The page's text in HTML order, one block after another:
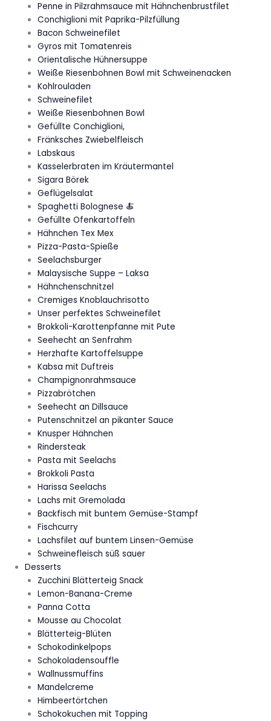
Penne in Pilzrahmsauce mit Hähnchenbrustfilet
Conchiglioni mit Paprika-Pilzfüllung
Bacon Schweinefilet
Gyros mit Tomatenreis
Orientalische Hühnersuppe
Weiße Riesenbohnen Bowl mit Schweinenacken
Kohlrouladen
Schweinefilet
Weiße Riesenbohnen Bowl
Gefüllte Conchiglioni,
Fränksches Zwiebelfleisch
Labskaus
Kasselerbraten im Kräutermantel
Sigara Börek
Geflügelsalat
Spaghetti Bolognese 🍝
Gefüllte Ofenkartoffeln
Hähnchen Tex Mex
Pizza-Pasta-Spieße
Seelachsburger
Malaysische Suppe – Laksa
Hähnchenschnitzel
Cremiges Knoblauchrisotto
Unser perfektes Schweinefilet
Brokkoli-Karottenpfanne mit Pute
Seehecht an Senfrahm
Herzhafte Kartoffelsuppe
Kabsa mit Duftreis
Champignonrahmsauce
Pizzabrötchen
Seehecht an Dillsauce
Putenschnitzel an pikanter Sauce
Knusper Hähnchen
Rindersteak
Pasta mit Seelachs
Brokkoli Pasta
Harissa Seelachs
Lachs mit Gremolada
Backfisch mit buntem Gemüse-Stampf
Fischcurry
Lachsfilet auf buntem Linsen-Gemüse
Schweinefleisch süß sauer
Desserts
Zucchini Blätterteig Snack
Lemon-Banana-Creme
Panna Cotta
Mousse au Chocolat
Blätterteig-Blüten
Schokodinkelpops
Schokoladensouffle
Wallnussmuffins
Mandelcreme
Himbeertörtchen
Schokokuchen mit Topping